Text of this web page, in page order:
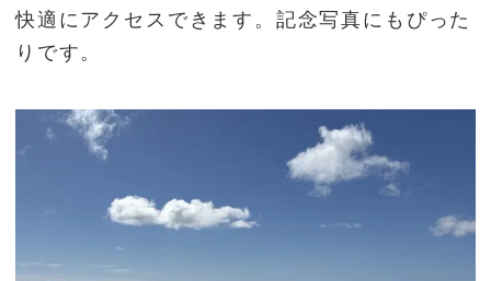
快適にアクセスできます。記念写真にもぴった
りです。